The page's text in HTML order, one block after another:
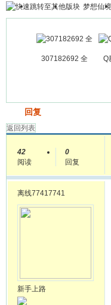
银行 群组聚合
梦想仙
307182692 全 Q
回复
返回列表
42
阅读
0
回复
离线77417741
新手上路